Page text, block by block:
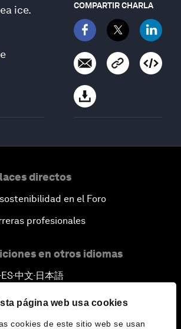
página web usa cookies
cookies de este sitio web se usan
ice.
COMPARTIR CHARLA
directos
en el Foro
profesionales
en otros idiomas
▪ES▪中文▪ 日本語